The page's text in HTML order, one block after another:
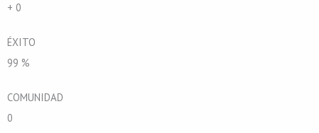
+ 0
ÉXITO
99 %
COMUNIDAD
0